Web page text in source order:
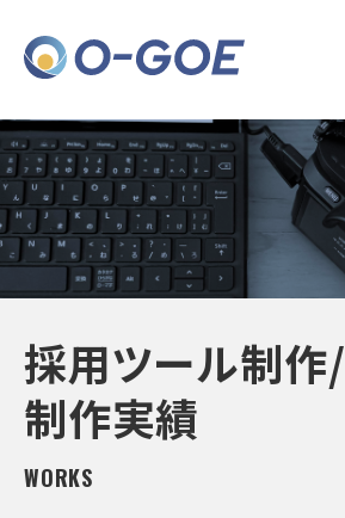
採用ツール制作/
制作実績
WORKS